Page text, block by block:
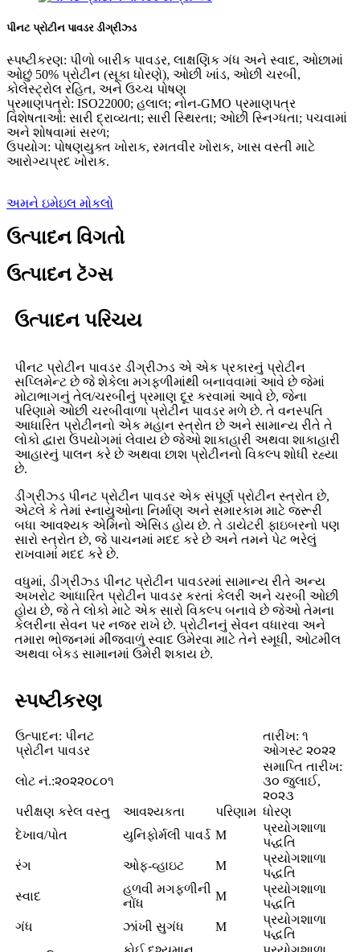
પીનટ પ્રોટીન પાવડર ડીગ્રીઝ્ડ
સ્પષ્ટીકરણ: પીળો બારીક પાવડર, લાક્ષણિક ગંધ અને સ્વાદ, ઓછામાં
ઓછું 50% પ્રોટીન (સૂકા ધોરણે), ઓછી ખાંડ, ઓછી ચરબી,
કોલેસ્ટ્રોલ રહિત, અને ઉચ્ચ પોષણ
પ્રમાણપત્રો: ISO22000; હલાલ; નોન-GMO પ્રમાણપત્ર
વિશેષતાઓ: સારી દ્રાવ્યતા; સારી સ્થિરતા; ઓછી સ્નિગ્ધતા; પચવામાં
અને શોષવામાં સરળ;
ઉપયોગ: પોષણયુક્ત ખોરાક, રમતવીર ખોરાક, ખાસ વસ્તી માટે
આરોગ્યપ્રદ ખોરાક.
અમને ઇમેઇલ મોકલો
ઉત્પાદન વિગતો
ઉત્પાદન ટૅગ્સ
ઉત્પાદન પરિચય
પીનટ પ્રોટીન પાવડર ડીગ્રીઝ્ડ એ એક પ્રકારનું પ્રોટીન
સપ્લિમેન્ટ છે જે શેકેલા મગફળીમાંથી બનાવવામાં આવે છે જેમાં
મોટાભાગનું તેલ/ચરબીનું પ્રમાણ દૂર કરવામાં આવે છે, જેના
પરિણામે ઓછી ચરબીવાળા પ્રોટીન પાવડર મળે છે. તે વનસ્પતિ
આધારિત પ્રોટીનનો એક મહાન સ્ત્રોત છે અને સામાન્ય રીતે તે
લોકો દ્વારા ઉપયોગમાં લેવાય છે જેઓ શાકાહારી અથવા શાકાહારી
આહારનું પાલન કરે છે અથવા છાશ પ્રોટીનનો વિકલ્પ શોધી રહ્યા
છે.
ડીગ્રીઝ્ડ પીનટ પ્રોટીન પાવડર એક સંપૂર્ણ પ્રોટીન સ્ત્રોત છે,
એટલે કે તેમાં સ્નાયુઓના નિર્માણ અને સમારકામ માટે જરૂરી
બધા આવશ્યક એમિનો એસિડ હોય છે. તે ડાયેટરી ફાઇબરનો પણ
સારો સ્ત્રોત છે, જે પાચનમાં મદદ કરે છે અને તમને પેટ ભરેલું
રાખવામાં મદદ કરે છે.
વધુમાં, ડીગ્રીઝ્ડ પીનટ પ્રોટીન પાવડરમાં સામાન્ય રીતે અન્ય
અખરોટ આધારિત પ્રોટીન પાવડર કરતાં કેલરી અને ચરબી ઓછી
હોય છે, જે તે લોકો માટે એક સારો વિકલ્પ બનાવે છે જેઓ તેમના
કેલરીના સેવન પર નજર રાખે છે. પ્રોટીનનું સેવન વધારવા અને
તમારા ભોજનમાં મીંજવાળું સ્વાદ ઉમેરવા માટે તેને સ્મૂધી, ઓટમીલ
અથવા બેકડ સામાનમાં ઉમેરી શકાય છે.
સ્પષ્ટીકરણ
ઉત્પાદન: પીનટ
પ્રોટીન પાવડર
તારીખ: ૧
ઓગસ્ટ ૨૦૨૨
લોટ નં.:૨૦૨૨૦૮૦૧
સમાપ્તિ તારીખ:
૩૦ જુલાઈ,
૨૦૨૩
પરીક્ષણ કરેલ વસ્તુ
આવશ્યકતા પરિણામ ધોરણ
દેખાવ/પોત
યુનિફોર્મલી પાવર્ડ M
પ્રયોગશાળા
પદ્ધતિ
રંગ
ઓફ-વ્હાઇટ M
પ્રયોગશાળા
પદ્ધતિ
સ્વાદ
હળવી મગફળીની
નોંધ
M
પ્રયોગશાળા
પદ્ધતિ
ગંધ
ઝાંખી સુગંધ M
પ્રયોગશાળા
પદ્ધતિ